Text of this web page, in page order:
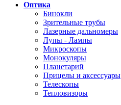
Оптика
Бинокли
Зрительные трубы
Лазерные дальномеры
Лупы - Лампы
Микроскопы
Монокуляры
Планетарий
Прицелы и аксессуары
Телескопы
Тепловизоры